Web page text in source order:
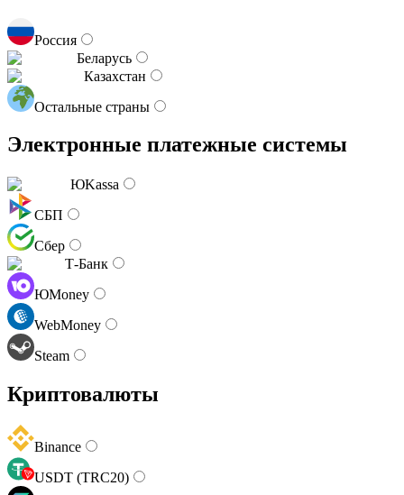
Россия
Беларусь
Казахстан
Остальные страны
Электронные платежные системы
ЮKassa
СБП
Сбер
Т-Банк
ЮMoney
WebMoney
Steam
Криптовалюты
Binance
USDT (TRC20)